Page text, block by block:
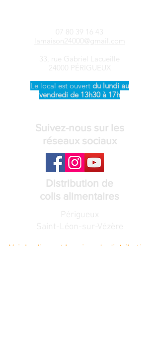
07 80 39 16 43
lamaison24000@gmail.com
33, rue Gabriel Lacueille
24000 PÉRIGUEUX
Le local est ouvert ​ du lundi au
vendredi de 13h30 à 17h
Suivez-nous sur les
réseaux sociaux
Distribution de
colis alimentaires
Périgueux
Saint-Léon-sur-Vézère
Voir les lieux et horaires de distribution